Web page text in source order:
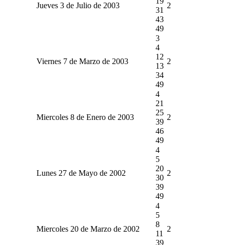
Jueves 3 de Julio de 2003
31
43
49
2
Viernes 7 de Marzo de 2003
3
4
12
13
34
49
2
Miercoles 8 de Enero de 2003
4
21
25
39
46
49
2
Lunes 27 de Mayo de 2002
4
5
20
30
39
49
2
Miercoles 20 de Marzo de 2002
4
5
8
11
39
2